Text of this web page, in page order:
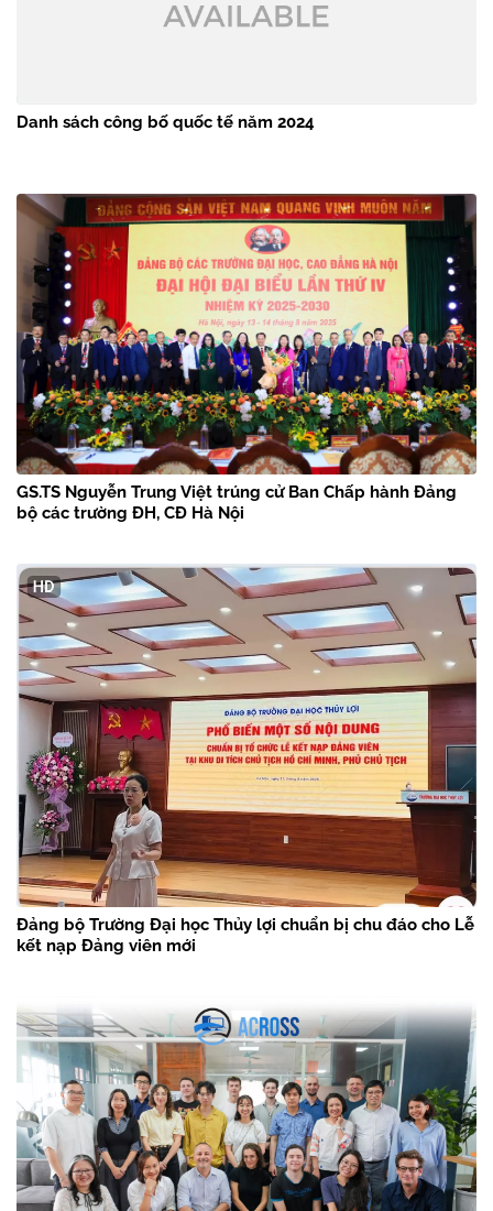
Danh sách công bố quốc tế năm 2024
GS.TS Nguyễn Trung Việt trúng cử Ban Chấp hành Đảng
bộ các trường ĐH, CĐ Hà Nội
Đảng bộ Trường Đại học Thủy lợi chuẩn bị chu đáo cho Lễ
kết nạp Đảng viên mới